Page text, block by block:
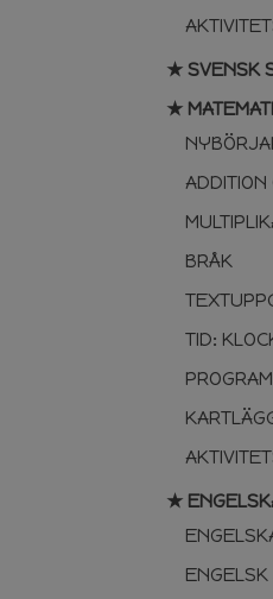
★ SVENSK
★
ADDITION
BRÅK
TID:
★
ENGELSK